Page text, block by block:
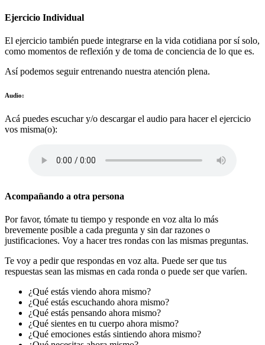
Ejercicio Individual
El ejercicio también puede integrarse en la vida cotidiana por sí solo,
como momentos de reflexión y de toma de conciencia de lo que es.
Así podemos seguir entrenando nuestra atención plena.
Audio:
Acá puedes escuchar y/o descargar el audio para hacer el ejercicio
vos misma(o):
Acompañando a otra persona
Por favor, tómate tu tiempo y responde en voz alta lo más
brevemente posible a cada pregunta y sin dar razones o
justificaciones. Voy a hacer tres rondas con las mismas preguntas.
Te voy a pedir que respondas en voz alta. Puede ser que tus
respuestas sean las mismas en cada ronda o puede ser que varíen.
¿Qué estás viendo ahora mismo?
¿Qué estás escuchando ahora mismo?
¿Qué estás pensando ahora mismo?
¿Qué sientes en tu cuerpo ahora mismo?
¿Qué emociones estás sintiendo ahora mismo?